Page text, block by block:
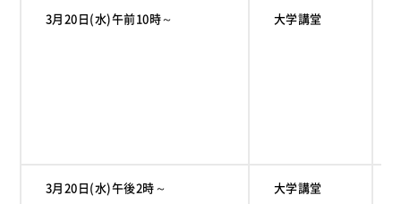
3月20日(水)午前10時～ 大学講堂
3月20日(水)午後2時～ 大学講堂